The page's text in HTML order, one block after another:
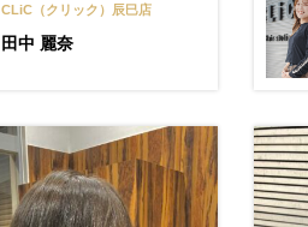
CLiC（クリック）辰巳店
田中 麗奈